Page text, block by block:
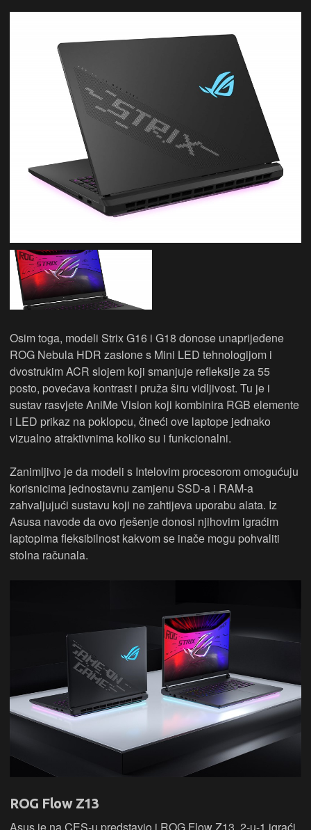
Osim toga, modeli Strix G16 i G18 donose unaprijeđene
ROG Nebula HDR zaslone s Mini LED tehnologijom i
dvostrukim ACR slojem koji smanjuje refleksije za 55
posto, povećava kontrast i pruža širu vidljivost. Tu je i
sustav rasvjete AniMe Vision koji kombinira RGB elemente
i LED prikaz na poklopcu, čineći ove laptope jednako
vizualno atraktivnima koliko su i funkcionalni.
Zanimljivo je da modeli s Intelovim procesorom omogućuju
korisnicima jednostavnu zamjenu SSD-a i RAM-a
zahvaljujući sustavu koji ne zahtijeva uporabu alata. Iz
Asusa navode da ovo rješenje donosi njihovim igraćim
laptopima fleksibilnost kakvom se inače mogu pohvaliti
stolna računala.
ROG Flow Z13